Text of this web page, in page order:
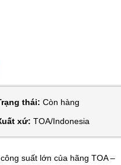
thái: Còn hàng
xứ: TOA/Indonesia
suất lớn của hãng TOA –